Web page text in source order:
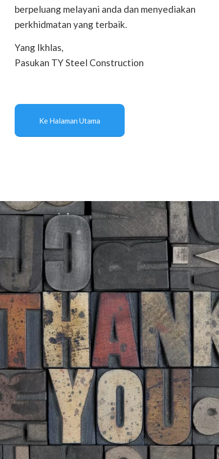
berpeluang melayani anda dan menyediakan
perkhidmatan yang terbaik.
Yang Ikhlas,
Pasukan TY Steel Construction
Ke Halaman Utama